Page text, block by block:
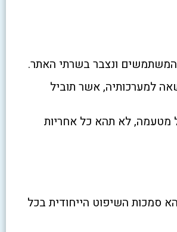
ונצבר בשרתי האתר.
למערכותיה, אשר תוביל
מטעמה, לא תהא כל אחריות
סמכות השיפוט הייחודית בכל